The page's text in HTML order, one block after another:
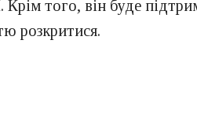
того, він буде
розкритися.